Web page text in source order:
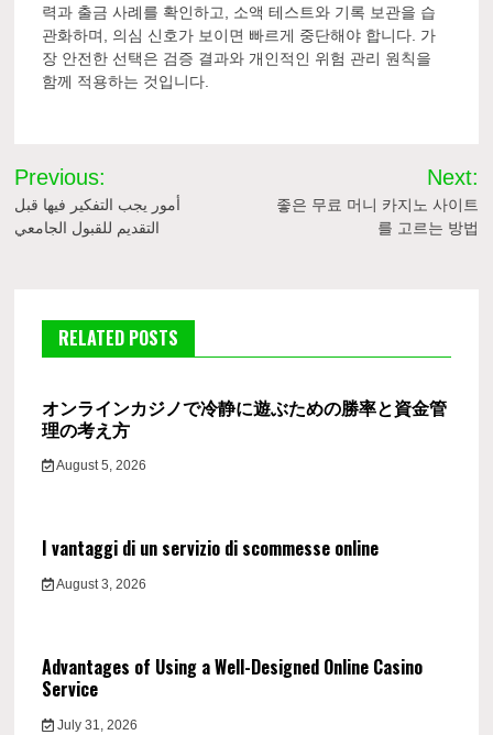
력과 출금 사례를 확인하고, 소액 테스트와 기록 보관을 습
관화하며, 의심 신호가 보이면 빠르게 중단해야 합니다. 가
장 안전한 선택은 검증 결과와 개인적인 위험 관리 원칙을
함께 적용하는 것입니다.
Post
navigation
Previous:
أمور يجب التفكير فيها قبل
التقديم للقبول الجامعي
Next:
좋은 무료 머니 카지노 사이트
를 고르는 방법
RELATED POSTS
オンラインカジノで冷静に遊ぶための勝率と資金管
理の考え方
August 5, 2026
I vantaggi di un servizio di scommesse online
August 3, 2026
Advantages of Using a Well-Designed Online Casino
Service
July 31, 2026